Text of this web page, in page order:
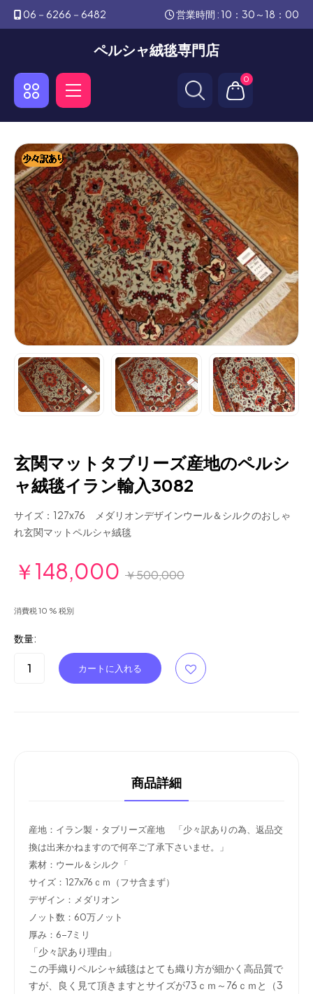
06－6266－6482 営業時間 : 10：30～18：00
ペルシャ絨毯専門店
0
玄関マットタブリーズ産地のペルシ
ャ絨毯イラン輸入3082
サイズ：127x76 メダリオンデザインウール＆シルクのおしゃ
れ玄関マットペルシャ絨毯
￥148,000 ￥500,000
消費税 10 % 税別
数量:
商品詳細
産地：イラン製・タブリーズ産地 「少々訳ありの為、返品交
換は出来かねますので何卒ご了承下さいませ。」
素材：ウール＆シルク「
サイズ：127x76ｃｍ（フサ含まず）
デザイン：メダリオン
ノット数：60万ノット
厚み：6-7ミリ
「少々訳あり理由」
この手織りペルシャ絨毯はとても織り方が細かく高品質で
すが、良く見て頂きますとサイズが73ｃｍ～76ｃｍと（3